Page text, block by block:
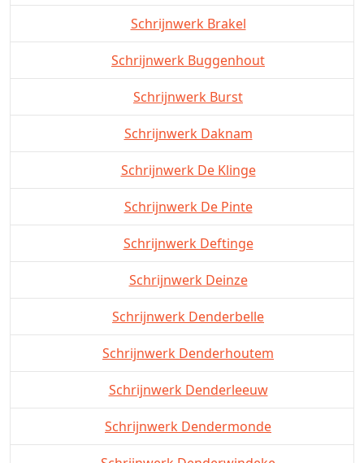
Schrijnwerk Brakel
Schrijnwerk Buggenhout
Schrijnwerk Burst
Schrijnwerk Daknam
Schrijnwerk De Klinge
Schrijnwerk De Pinte
Schrijnwerk Deftinge
Schrijnwerk Deinze
Schrijnwerk Denderbelle
Schrijnwerk Denderhoutem
Schrijnwerk Denderleeuw
Schrijnwerk Dendermonde